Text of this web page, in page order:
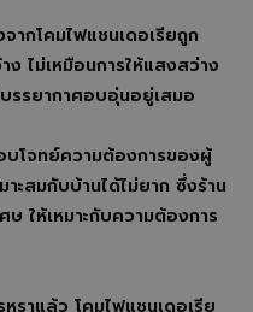
จากโคมไฟแชนเดอเรียถูก
ไม่เหมือนการให้แสงสว่าง
รรยากาศอบอุ่นอยู่เสมอ
บโจทย์ความต้องการของผู้
ะสมกับบ้านได้ไม่ยาก ซึ่งร้าน
ให้เหมาะกับความต้องการ
ราแล้ว โคมไฟแชนเดอเรีย